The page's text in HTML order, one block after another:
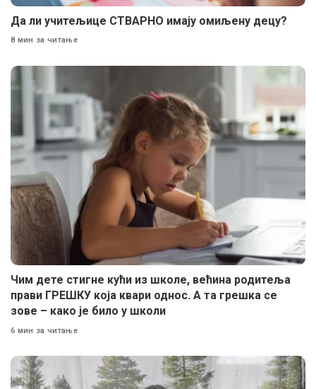
Да ли учитељице СТВАРНО имају омиљену децу?
8 мин за читање
Чим дете стигне кући из школе, већина родитеља
прави ГРЕШКУ која квари однос. А та грешка се
зове – како је било у школи
6 мин за читање